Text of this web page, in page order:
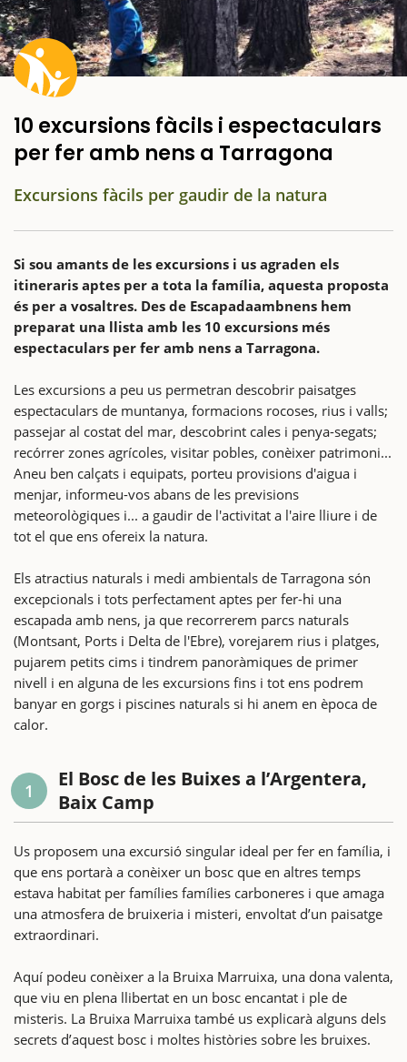
10 excursions fàcils i espectaculars
per fer amb nens a Tarragona
Excursions fàcils per gaudir de la natura
Si sou amants de les excursions i us agraden els
itineraris aptes per a tota la família, aquesta proposta
és per a vosaltres. Des de Escapadaambnens hem
preparat una llista amb les 10 excursions més
espectaculars per fer amb nens a Tarragona.
Les excursions a peu us permetran descobrir paisatges
espectaculars de muntanya, formacions rocoses, rius i valls;
passejar al costat del mar, descobrint cales i penya-segats;
recórrer zones agrícoles, visitar pobles, conèixer patrimoni...
Aneu ben calçats i equipats, porteu provisions d'aigua i
menjar, informeu-vos abans de les previsions
meteorològiques i... a gaudir de l'activitat a l'aire lliure i de
tot el que ens ofereix la natura.
Els atractius naturals i medi ambientals de Tarragona són
excepcionals i tots perfectament aptes per fer-hi una
escapada amb nens, ja que recorrerem parcs naturals
(Montsant, Ports i Delta de l'Ebre), vorejarem rius i platges,
pujarem petits cims i tindrem panoràmiques de primer
nivell i en alguna de les excursions fins i tot ens podrem
banyar en gorgs i piscines naturals si hi anem en època de
calor.
1
El Bosc de les Buixes a l’Argentera,
Baix Camp
Us proposem una excursió singular ideal per fer en família, i
que ens portarà a conèixer un bosc que en altres temps
estava habitat per famílies famílies carboneres i que amaga
una atmosfera de bruixeria i misteri, envoltat d’un paisatge
extraordinari.
Aquí podeu conèixer a la Bruixa Marruixa, una dona valenta,
que viu en plena llibertat en un bosc encantat i ple de
misteris. La Bruixa Marruixa també us explicarà alguns dels
secrets d’aquest bosc i moltes històries sobre les bruixes.